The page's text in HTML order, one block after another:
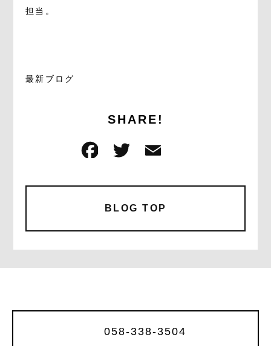
担当。
最新ブログ
SHARE!
F
c
e
b
o
o
T
it
te
r
ai
BLOG TOP
058-338-3504